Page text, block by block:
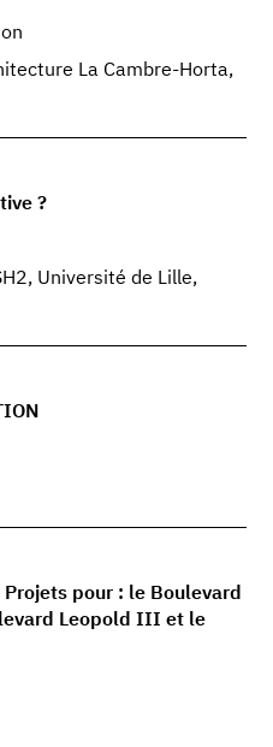
La Cambre-Horta,
?
Université de Lille,
Projets pour : le Boulevard
Leopold III et le